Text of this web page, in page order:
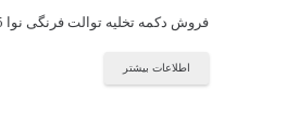
فروش دکمه تخلیه توالت فرنگی نوا 09121507825
اطلاعات بیشتر